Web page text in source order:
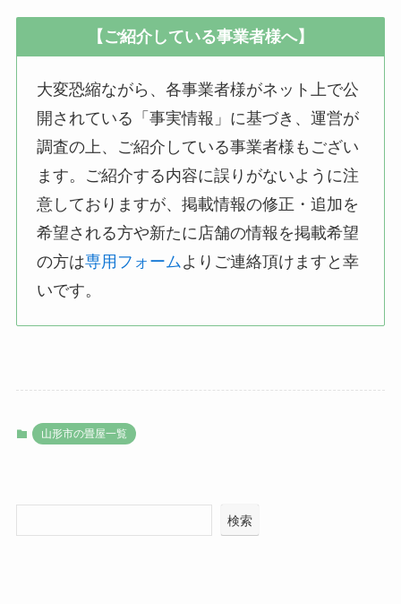
【ご紹介している事業者様へ】
大変恐縮ながら、各事業者様がネット上で公
開されている「事実情報」に基づき、運営が
調査の上、ご紹介している事業者様もござい
ます。ご紹介する内容に誤りがないように注
意しておりますが、掲載情報の修正・追加を
希望される方や新たに店舗の情報を掲載希望
の方は専用フォームよりご連絡頂けますと幸
いです。
山形市の畳屋一覧
検索